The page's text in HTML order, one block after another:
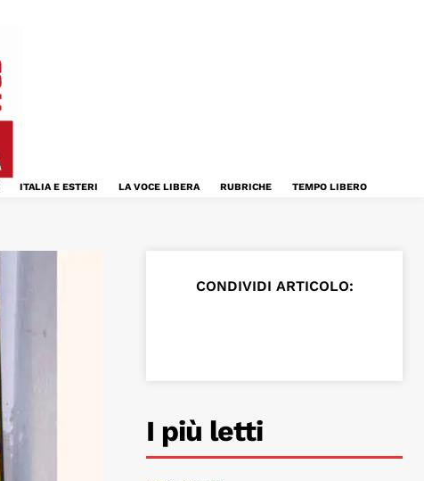
ITALIA E ESTERI LA VOCE LIBERA RUBRICHE TEMPO LIBERO
CONDIVIDI ARTICOLO:
I più letti